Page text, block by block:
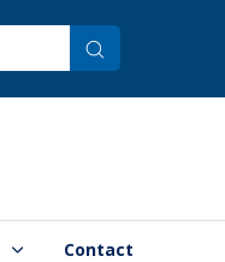
Contact